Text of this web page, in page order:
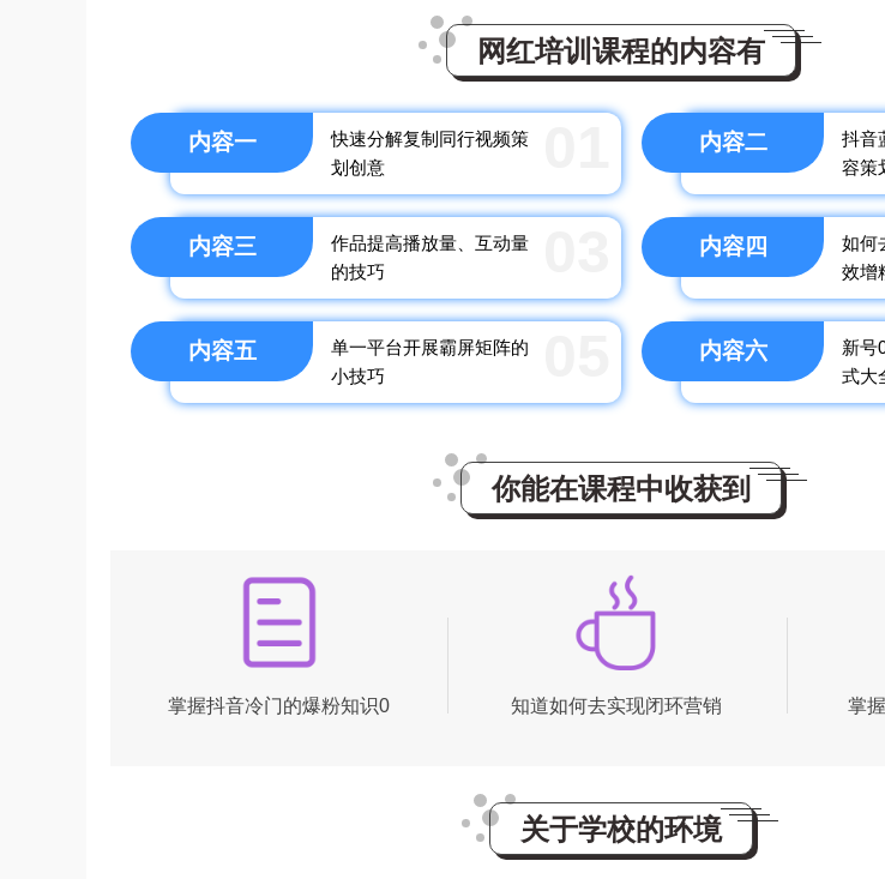
网红培训课程的内容有
内容一
快速分解复制同行视频策
划创意
内容二
抖音
容策
内容三
作品提高播放量、互动量
的技巧
内容四
如何
效增
内容五
单一平台开展霸屏矩阵的
小技巧
内容六
新号
式大
你能在课程中收获到
掌握抖音冷门的爆粉知识0 知道如何去实现闭环营销 掌
关于学校的环境